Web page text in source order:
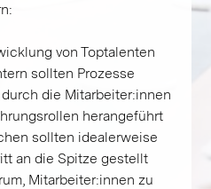
von Toptalenten
sollten Prozesse
die Mitarbeiter:innen
herangeführt
sollten idealerweise
an die Spitze gestellt
Mitarbeiter:innen zu